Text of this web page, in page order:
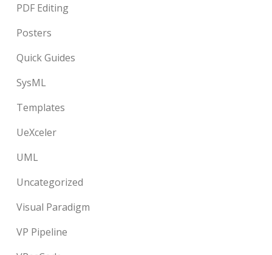
PDF Editing
Posters
Quick Guides
SysML
Templates
UeXceler
UML
Uncategorized
Visual Paradigm
VP Pipeline